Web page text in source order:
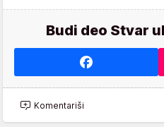
Budi deo Stvar
Komentariši